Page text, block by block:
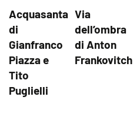
Acquasanta
di
Gianfranco
Piazza e
Tito
Puglielli
Via
dell’ombra
di Anton
Frankovitch